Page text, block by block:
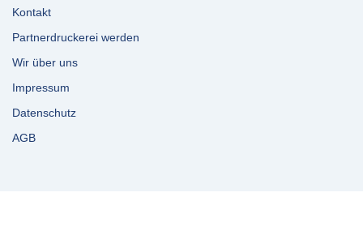
Kontakt
Partnerdruckerei werden
Wir über uns
Impressum
Datenschutz
AGB